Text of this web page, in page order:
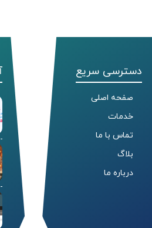
دسترسی سریع
صفحه اصلی
خدمات
تماس با ما
بلاگ
درباره ما